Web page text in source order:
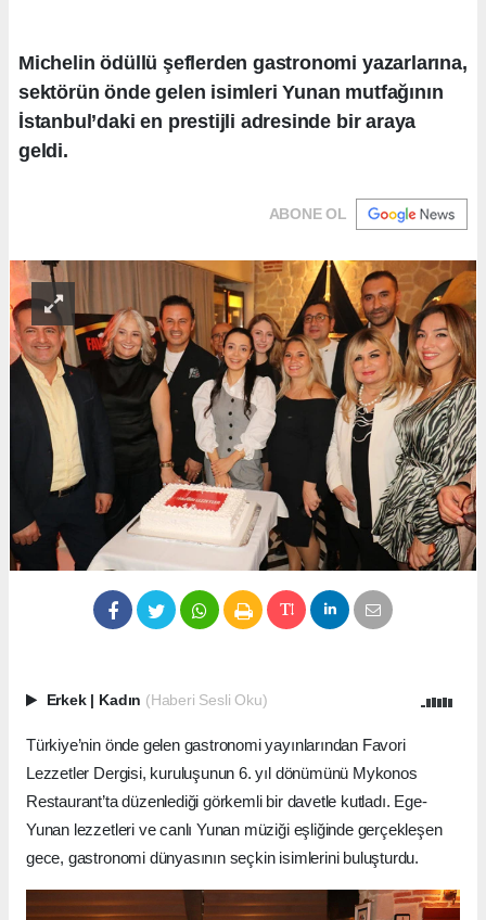
Michelin ödüllü şeflerden gastronomi yazarlarına,
sektörün önde gelen isimleri Yunan mutfağının
İstanbul’daki en prestijli adresinde bir araya
geldi.
ABONE OL
Erkek Kadın (Haberi Sesli Oku)
Türkiye’nin önde gelen gastronomi yayınlarından Favori
Lezzetler Dergisi, kuruluşunun 6. yıl dönümünü Mykonos
Restaurant’ta düzenlediği görkemli bir davetle kutladı. Ege-
Yunan lezzetleri ve canlı Yunan müziği eşliğinde gerçekleşen
gece, gastronomi dünyasının seçkin isimlerini buluşturdu.